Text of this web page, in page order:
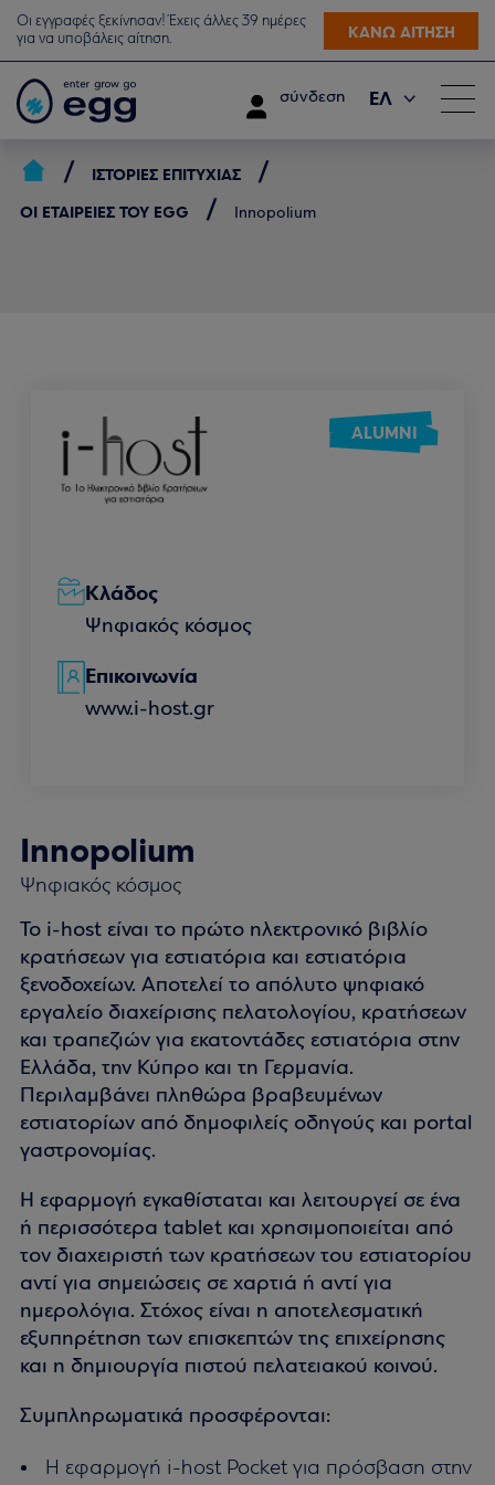
Οι εγγραφές ξεκίνησαν! Έχεις άλλες 39 ημέρες
για να υποβάλεις αίτηση.
ΚΑΝΩ ΑΙΤΗΣΗ
σύνδεση ΕΛ
ΙΣΤΟΡΊΕΣ ΕΠΙΤΥΧΊΑΣ
ΟΙ ΕΤΑΙΡΕΊΕΣ ΤΟΥ EGG
Innopolium
ALUMNI
Κλάδος
Ψηφιακός κόσμος
Επικοινωνία
www.i-host.gr
Innopolium
Ψηφιακός κόσμος
Το i-host είναι το πρώτο ηλεκτρονικό βιβλίο
κρατήσεων για εστιατόρια και εστιατόρια
ξενοδοχείων. Αποτελεί το απόλυτο ψηφιακό
εργαλείο διαχείρισης πελατολογίου, κρατήσεων
και τραπεζιών για εκατοντάδες εστιατόρια στην
Ελλάδα, την Κύπρο και τη Γερμανία.
Περιλαμβάνει πληθώρα βραβευμένων
εστιατορίων από δημοφιλείς οδηγούς και portal
γαστρονομίας.
Η εφαρμογή εγκαθίσταται και λειτουργεί σε ένα
ή περισσότερα tablet και χρησιμοποιείται από
τον διαχειριστή των κρατήσεων του εστιατορίου
αντί για σημειώσεις σε χαρτιά ή αντί για
ημερολόγια. Στόχος είναι η αποτελεσματική
εξυπηρέτηση των επισκεπτών της επιχείρησης
και η δημιουργία πιστού πελατειακού κοινού.
Συμπληρωματικά προσφέρονται:
Η εφαρμογή i-host Pocket για πρόσβαση στην